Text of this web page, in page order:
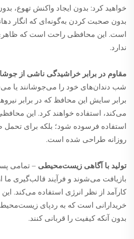
خواهید کرد: بدون ایجاد واکنش تهوع،
بدون صحبت کردن به‌گونه‌ای که انگار
است. این محافظی راحت است که
ندارد.
مقاوم در برابر خراشیدگی ناشی از
شب دندان‌های خود را می‌جوشانند یا
برابر سایش این محافظ که در برابر
می‌کند، استفاده خواهند کرد. این
استفاده فرسوده شود؛ بلکه برای تحمل
روزانه طراحی شده است.
تولید با آگاهی زیست‌محیطی – تمامی
بازیافت می‌شوند و فرآیند قالب‌گیری
کارآمد از نظر انرژی استفاده می‌کند. این
خریدارانی است که به ردپای
بدون آنکه کیفیت را قربانی کنند.